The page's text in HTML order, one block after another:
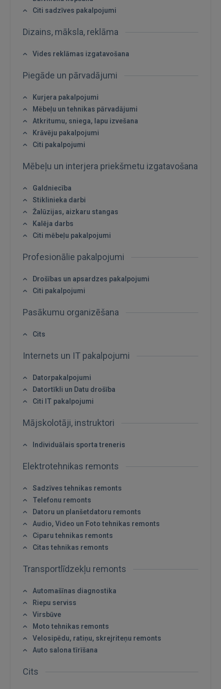
IENĀKT
Aizmirsāt paroli?
GOOGLE
 Sign in with Apple
Vēl neesat reģistrējies?
Citi sadzīves pakalpojumi
Dizains, māksla, reklāma
Vides reklāmas izgatavošana
Piegāde un pārvadājumi
Kurjera pakalpojumi
Mēbeļu un tehnikas pārvadājumi
Atkritumu, sniega, lapu izvešana
Krāvēju pakalpojumi
Citi pakalpojumi
Mēbeļu un interjera priekšmetu izgatavošana
Galdniecība
Stiklinieka darbi
Žalūzijas, aizkaru stangas
Kalēja darbs
Citi mēbeļu pakalpojumi
Profesionālie pakalpojumi
Drošības un apsardzes pakalpojumi
Citi pakalpojumi
Pasākumu organizēšana
Cits
Internets un IT pakalpojumi
Datorpakalpojumi
Datortīkli un Datu drošība
Citi IT pakalpojumi
Mājskolotāji, instruktori
Individuālais sporta treneris
Elektrotehnikas remonts
Sadzīves tehnikas remonts
Telefonu remonts
Datoru un planšetdatoru remonts
Audio, Video un Foto tehnikas remonts
Ciparu tehnikas remonts
Citas tehnikas remonts
Transportlīdzekļu remonts
Automašīnas diagnostika
Riepu serviss
Virsbūve
Moto tehnikas remonts
Velosipēdu, ratiņu, skrejriteņu remonts
Auto salona tīrīšana
Cits